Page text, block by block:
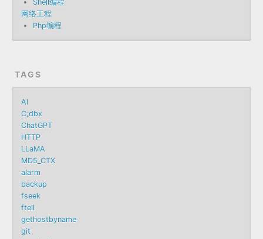
Shell编程
网络工程
Php编程
TAGS
AI
C;dbx
ChatGPT
HTTP
LLaMA
MD5_CTX
alarm
backup
fseek
ftell
gethostbyname
git